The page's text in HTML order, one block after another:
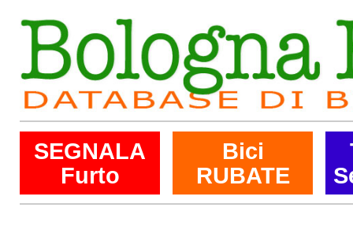
SEGNALA
Furto
Bici
RUBATE